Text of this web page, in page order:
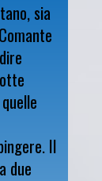
sia
Il
due